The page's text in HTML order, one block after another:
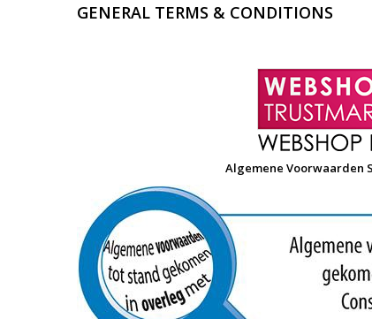
GENERAL TERMS & CONDITIONS
Algemene Voorwaarden Stichting